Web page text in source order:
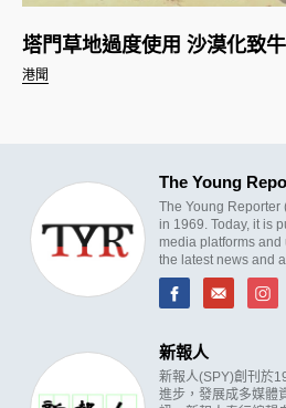
港聞
塔門草地過度使用 沙漠化致牛
The Young
The Young Reporter
in 1969. Today, it is
media platforms
the latest news and
新報人
新報人(SPY)創刊於
進步，發展成多媒體